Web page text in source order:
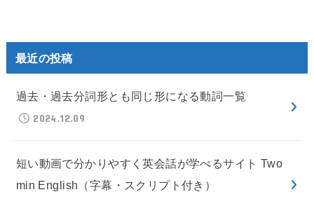
最近の投稿
過去・過去分詞形とも同じ形になる動詞一覧
2024.12.09
短い動画で分かりやすく英会話が学べるサイト Two
min English（字幕・スクリプト付き）